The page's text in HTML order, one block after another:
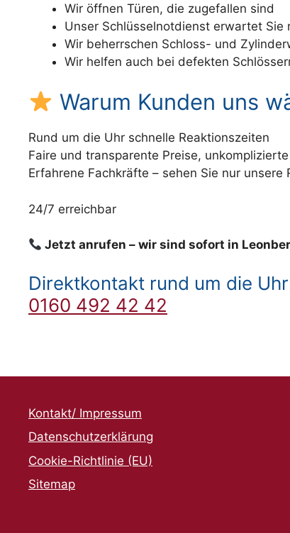
Wir öffnen Türen, die zugefallen sind
Unser Schlüsselnotdienst erwartet Sie
Wir beherrschen Schloss- und
Wir helfen auch bei defekten
Warum Kunden uns
Rund um die Uhr schnelle Reaktionszeiten
Faire und transparente Preise,
Erfahrene Fachkräfte – sehen Sie nur unsere
24/7 erreichbar
Jetzt anrufen – wir sind sofort in
Direktkontakt rund um die
0160 492 42 42
Kontakt/ Impressum
Datenschutzerklärung
Cookie-Richtlinie (EU)
Sitemap